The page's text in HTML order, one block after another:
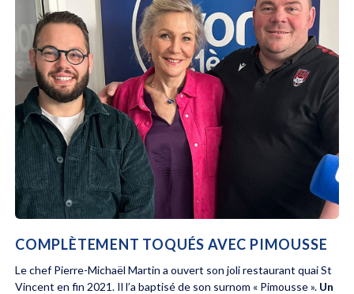
COMPLÈTEMENT TOQUÉS AVEC PIMOUSSE
Le chef Pierre-Michaël Martin a ouvert son joli restaurant quai St
Vincent en fin 2021. Il l’a baptisé de son surnom « Pimousse ». Un